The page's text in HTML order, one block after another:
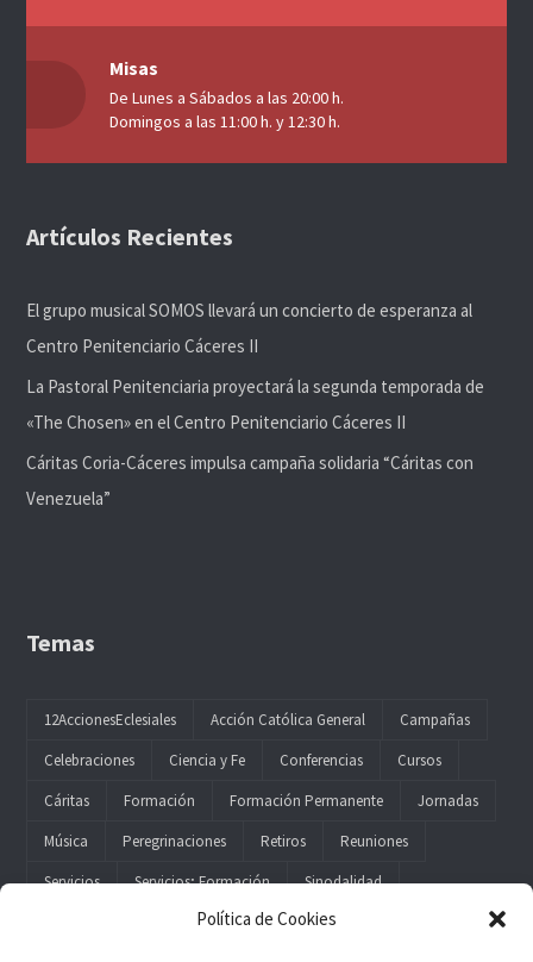
Política de Cookies
Misas
De Lunes a Sábados a las 20:00 h.
Domingos a las 11:00 h. y 12:30 h.
Artículos Recientes
El grupo musical SOMOS llevará un concierto de esperanza al
Centro Penitenciario Cáceres II
La Pastoral Penitenciaria proyectará la segunda temporada de
«The Chosen» en el Centro Penitenciario Cáceres II
Cáritas Coria-Cáceres impulsa campaña solidaria “Cáritas con
Venezuela”
Temas
12AccionesEclesiales Acción Católica General
Campañas
Celebraciones
Ciencia y Fe Conferencias
Cursos
Cáritas
Formación Formación Permanente
Jornadas
Música
Peregrinaciones Retiros
Reuniones
Servicios
Servicios; Formación Sinodalidad